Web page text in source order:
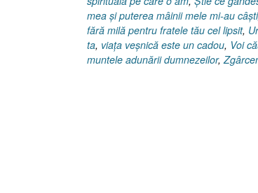
mea şi puterea mâinii mele mi-au
fără milă pentru fratele tău cel lipsit,
ta, viaţa veşnică este un cadou, Voi
muntele adunării dumnezeilor,